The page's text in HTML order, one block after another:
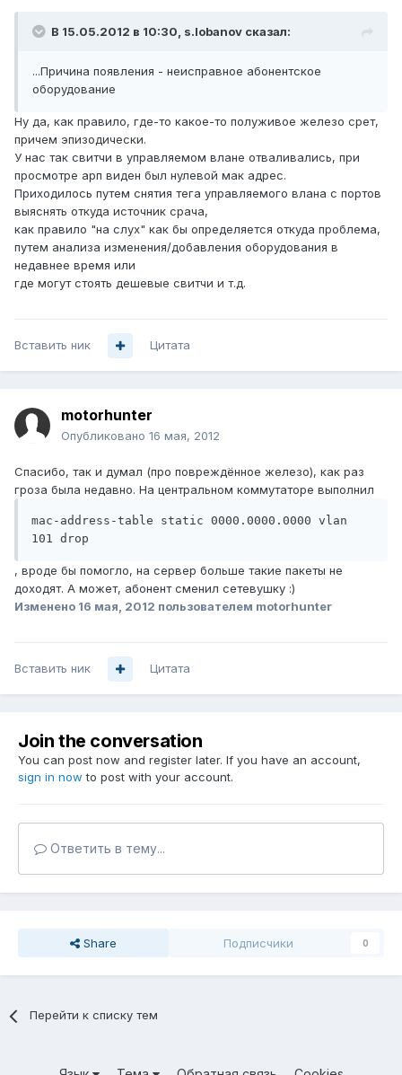
В 15.05.2012 в 10:30, s.lobanov сказал:
...Причина появления - неисправное абонентское
оборудование
Ну да, как правило, где-то какое-то полуживое железо срет,
причем эпизодически.
У нас так свитчи в управляемом влане отваливались, при
просмотре арп виден был нулевой мак адрес.
Приходилось путем снятия тега управляемого влана с портов
выяснять откуда источник срача,
как правило "на слух" как бы определяется откуда проблема,
путем анализа изменения/добавления оборудования в
недавнее время или
где могут стоять дешевые свитчи и т.д.
Вставить ник Цитата
motorhunter
Опубликовано 16 мая, 2012
Спасибо, так и думал (про повреждённое железо), как раз
гроза была недавно. На центральном коммутаторе выполнил
mac-address-table static 0000.0000.0000 vlan
101 drop
, вроде бы помогло, на сервер больше такие пакеты не
доходят. А может, абонент сменил сетевушку :)
Изменено 16 мая, 2012 пользователем motorhunter
Вставить ник Цитата
Join the conversation
You can post now and register later. If you have an account,
sign in now to post with your account.
Ответить в тему...
Share Подписчики 0
Перейти к списку тем